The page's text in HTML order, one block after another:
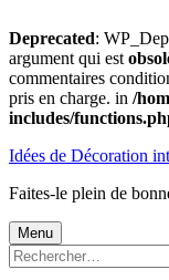
Deprecated:
argument qui est
commentaires
pris en charge. in /
includes/
au
Idées de Décoration
Faites-le plein de
Menu
principal
Menu
Rechercher :